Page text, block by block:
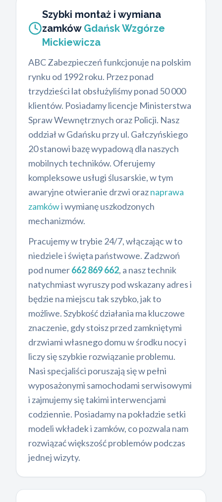
Szybki montaż i wymiana
zamków Gdańsk Wzgórze
Mickiewicza
ABC Zabezpieczeń funkcjonuje na polskim
rynku od 1992 roku. Przez ponad
trzydzieści lat obsłużyliśmy ponad 50 000
klientów. Posiadamy licencje Ministerstwa
Spraw Wewnętrznych oraz Policji. Nasz
oddział w Gdańsku przy ul. Gałczyńskiego
20 stanowi bazę wypadową dla naszych
mobilnych techników. Oferujemy
kompleksowe usługi ślusarskie, w tym
awaryjne otwieranie drzwi oraznaprawa
zamkówi wymianę uszkodzonych
mechanizmów.
Pracujemy w trybie 24/7, włączając w to
niedziele i święta państwowe. Zadzwoń
pod numer662 869 662, a nasz technik
natychmiast wyruszy pod wskazany adres i
będzie na miejscu tak szybko, jak to
możliwe. Szybkość działania ma kluczowe
znaczenie, gdy stoisz przed zamkniętymi
drzwiami własnego domu w środku nocy i
liczy się szybkie rozwiązanie problemu.
Nasi specjaliści poruszają się w pełni
wyposażonymi samochodami serwisowymi
i zajmujemy się takimi interwencjami
codziennie. Posiadamy na pokładzie setki
modeli wkładek i zamków, co pozwala nam
rozwiązać większość problemów podczas
jednej wizyty.